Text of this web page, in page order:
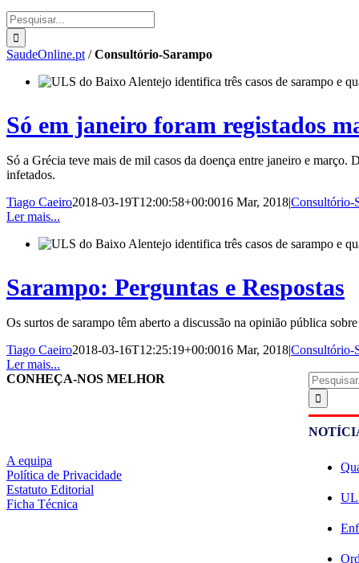
Pesquisar
SaudeOnline.pt /Consultório-Sarampo
Só em janeiro foram registados
Só a Grécia teve mais de mil casos da doença entre janeiro e
infetados.
Tiago Caeiro2018-03-19T12:00:58+00:0016 Mar, 2018|Consultório-
Ler mais...
Sarampo: Perguntas e Respostas
Os surtos de sarampo têm aberto a discussão na opinião pública
Tiago Caeiro2018-03-16T12:25:19+00:0016 Mar, 2018|Consultório-
Ler mais...
Pesquisar
CONHEÇA-NOS MELHOR
A equipa
Política de Privacidade
Estatuto Editorial
Ficha Técnica